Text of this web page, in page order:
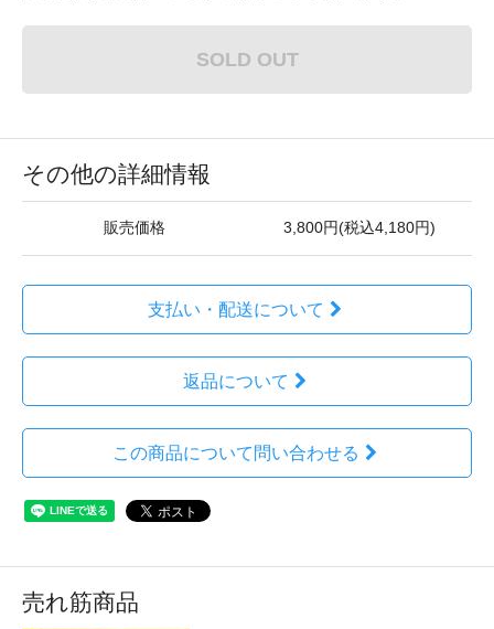
SOLD OUT
その他の詳細情報
販売価格 3,800円(税込4,180円)
支払い・配送について
返品について
この商品について問い合わせる
売れ筋商品